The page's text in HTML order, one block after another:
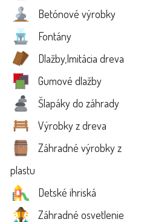
Betónové výrobky
Fontány
Dlažby,Imitácia dreva
Gumové dlažby
Šlapáky do záhrady
Výrobky z dreva
Záhradné výrobky z
plastu
Detské ihriská
Záhradné osvetlenie